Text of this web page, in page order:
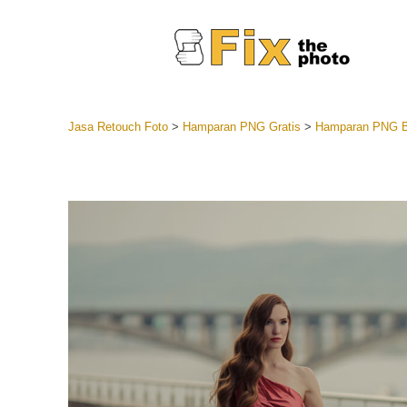
Jasa
Koleksi
Jasa Retouch Foto> Hamparan PNG Gratis > Hamparan PNG